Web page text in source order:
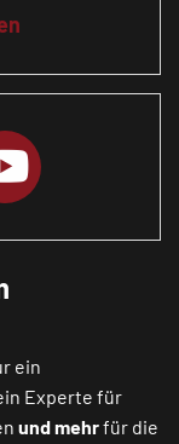
ein
Experte für
und mehrfür die